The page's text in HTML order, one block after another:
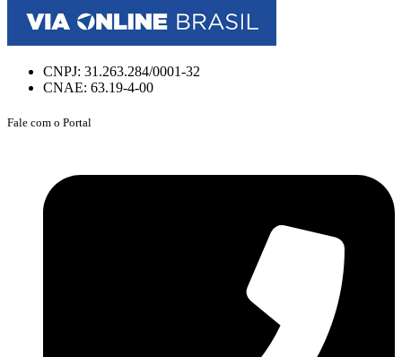
CNPJ: 31.263.284/0001-32
CNAE: 63.19-4-00
Fale com o Portal